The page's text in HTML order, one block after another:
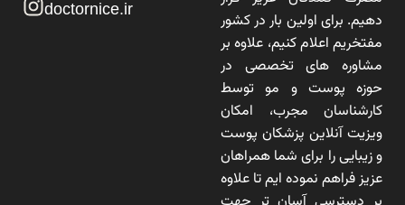
دهیم. برای اولین بار در کشور
مفتخریم اعلام کنیم، علاوه بر
مشاوره های تخصصی در
حوزه پوست و مو توسط
کارشناسان مجرب، امکان
ویزیت آنلاین پزشکان پوست
و زیبایی را برای شما همراهان
عزیز فراهم نموده ایم تا علاوه
doctornice.ir